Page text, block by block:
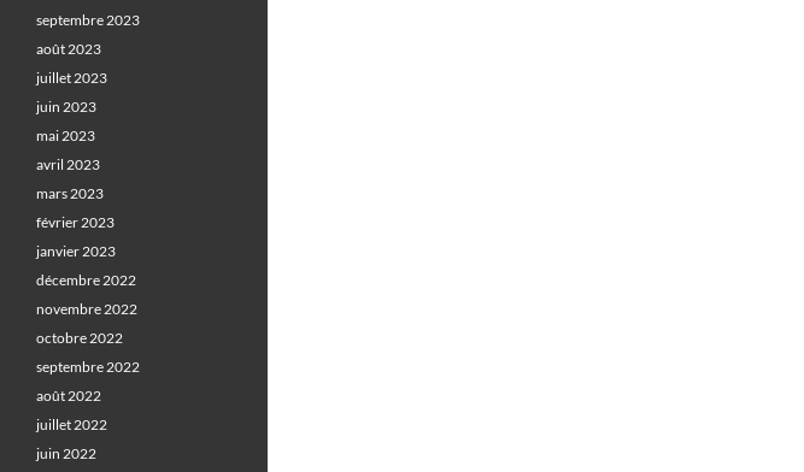
septembre 2023
août 2023
juillet 2023
juin 2023
mai 2023
avril 2023
mars 2023
février 2023
janvier 2023
décembre 2022
novembre 2022
octobre 2022
septembre 2022
août 2022
juillet 2022
juin 2022